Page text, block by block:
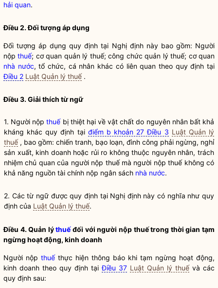
hải quan.
Điều 2. Đối tượng áp dụng
Đối tượng áp dụng quy định tại Nghị định này bao gồm: Người
nộpthuế; cơ quan quản lý thuế; công chức quản lýthuế; cơ quan
nhà nước, tổ chức, cá nhân khác có liên quan theo quy định tại
Điều 2 Luật Quản lý thuế.
Điều 3. Giải thích từ ngữ
1. Người nộpthuếbị thiệt hại về vật chất do nguyên nhân bất khả
kháng khác quy định tại điểm b khoản 27 Điều 3 Luật Quản lý
thuế, bao gồm: chiến tranh, bạo loạn, đình công phải ngừng, nghỉ
sản xuất, kinh doanh hoặc rủi ro không thuộc nguyên nhân, trách
nhiệm chủ quan của người nộp thuếmà người nộpthuếkhông có
khả năng nguồn tài chính nộp ngân sách nhà nước.
2. Các từ ngữ được quy định tại Nghị định này có nghĩa như quy
định của Luật Quản lý thuế.
Điều 4. Quản lýthuếđối với người nộp thuếtrong thời gian tạm
ngừng hoạt động, kinh doanh
Người nộp thuếthực hiện thông báo khi tạm ngừng hoạt động,
kinh doanh theo quy định tạiĐiều 37 Luật Quản lý thuếvà các
quy định sau: